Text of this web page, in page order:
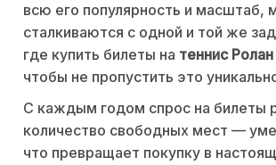
всю его популярность и масштаб,
сталкиваются с одной и той же
где купить билеты на теннис
чтобы не пропустить это
С каждым годом спрос на билеты
количество свободных мест —
что превращает покупку в